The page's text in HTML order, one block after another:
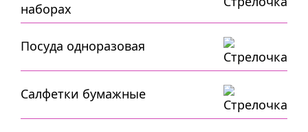
наборах
Посуда одноразовая
Салфетки бумажные